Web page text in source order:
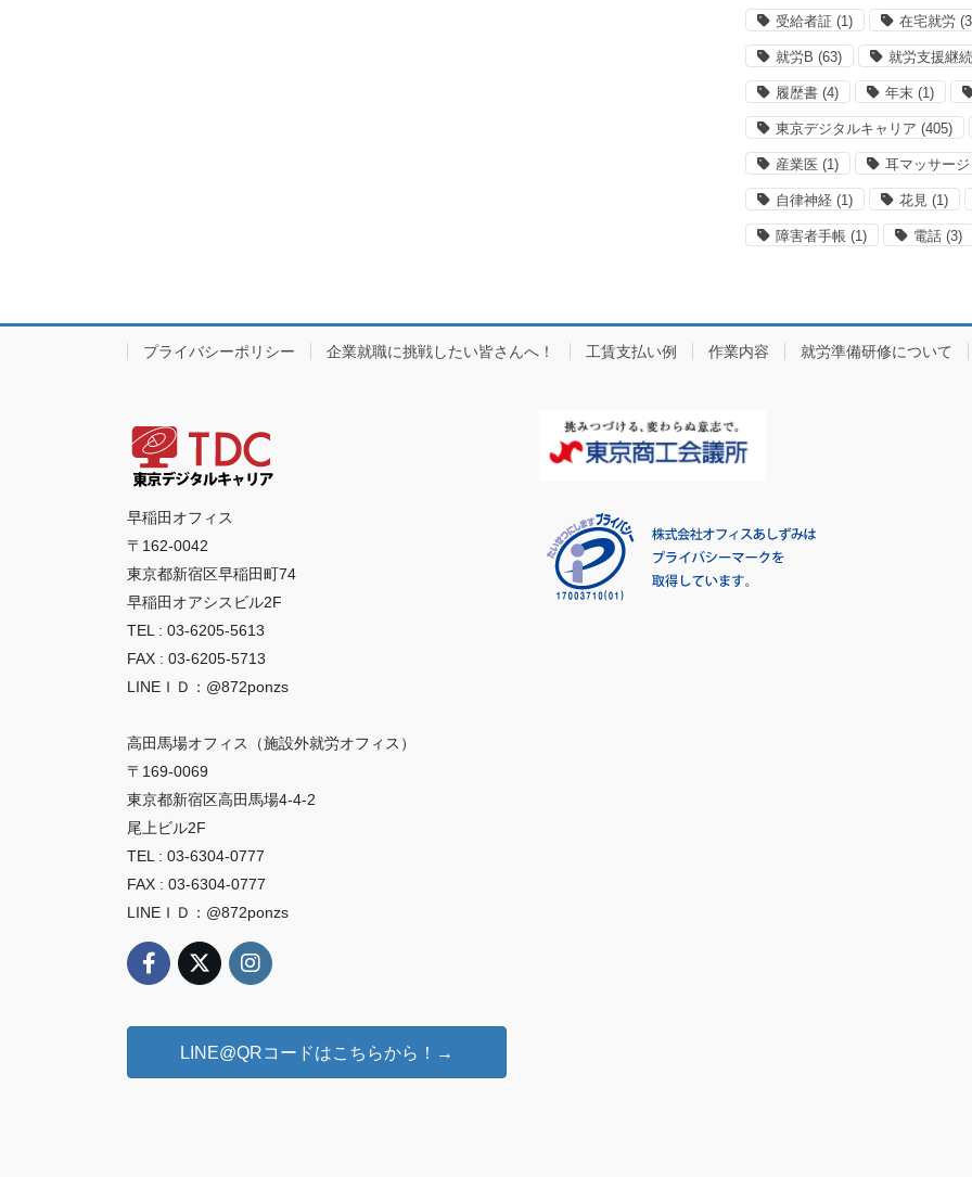
受給者証 (1) 在宅就労
就労B (63) 就労支援継
履歴書 (4) 年末 (1)
東京デジタルキャリア (405)
産業医 (1) 耳マッサージ
自律神経 (1) 花見 (1)
障害者手帳 (1) 電話 (3)
プライバシーポリシー 企業就職に挑戦したい皆さんへ！ 工賃支払い例 作業内容 就労準備研修について
早稲田オフィス
〒162-0042
東京都新宿区早稲田町74
早稲田オアシスビル2F
TEL : 03-6205-5613
FAX : 03-6205-5713
LINEＩＤ：@872ponzs
高田馬場オフィス（施設外就労オフィス）
〒169-0069
東京都新宿区高田馬場4-4-2
尾上ビル2F
TEL : 03-6304-0777
FAX : 03-6304-0777
LINEＩＤ：@872ponzs
LINE@QRコードはこちらから！→